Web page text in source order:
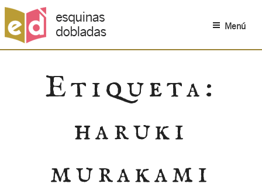
Menú
Etiqueta:
haruki
murakami